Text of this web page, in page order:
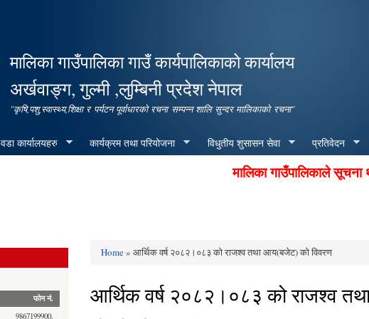
मालिका गाउँपालिका गाउँ कार्यपालिकाको कार्यालय
अर्खवाङ्ग, गुल्मी ,लुम्बिनी प्रदेश नेपाल
"कृषि,पशु,स्वास्थ्य,शिक्षा र पर्यटन पूर्वाधारको रचना सम्पन्न शालि सुन्दर मालिकाको रचना"
वडा कार्यालयहरु कार्यक्रम तथा परियोजना विधुतीय शुसासन सेवा प्रतिवेदन
मालिका गाउँपालिकाले सूचना थप
फोन नं.
9867199900,
Home» आर्थिक वर्ष २०८२।०८३ को राजश्व तथा आय(बजेट) को विवरण
आर्थिक वर्ष २०८२।०८३ को राजश्व